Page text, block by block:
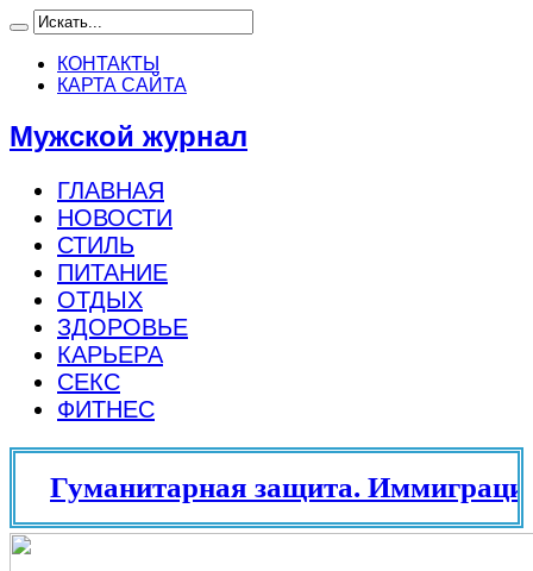
КОНТАКТЫ
КАРТА САЙТА
Мужской журнал
ГЛАВНАЯ
НОВОСТИ
СТИЛЬ
ПИТАНИЕ
ОТДЫХ
ЗДОРОВЬЕ
КАРЬЕРА
СЕКС
ФИТНЕС
Гуманитарная защита.